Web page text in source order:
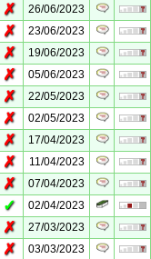
✗ 26/06/2023
✗ 23/06/2023
✗ 19/06/2023
✗ 05/06/2023
✗ 22/05/2023
✗ 02/05/2023
✗ 17/04/2023
✗ 11/04/2023
✗ 07/04/2023
✓ 02/04/2023
✗ 27/03/2023
✗ 03/03/2023